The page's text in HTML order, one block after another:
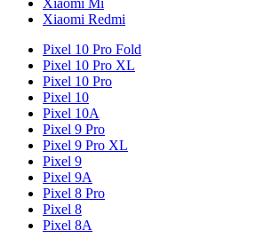
Xiaomi Redmi
Pixel 10 Pro Fold
Pixel 10 Pro XL
Pixel 10 Pro
Pixel 10
Pixel 10A
Pixel 9 Pro
Pixel 9 Pro XL
Pixel 9
Pixel 9A
Pixel 8 Pro
Pixel 8
Pixel 8A